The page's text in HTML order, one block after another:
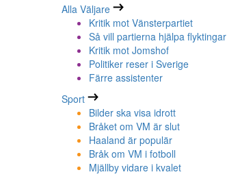
Alla Väljare
Kritik mot Vänsterpartiet
Så vill partierna hjälpa flyktingar
Kritik mot Jomshof
Politiker reser i Sverige
Färre assistenter
Sport
Bilder ska visa idrott
Bråket om VM är slut
Haaland är populär
Bråk om VM i fotboll
Mjällby vidare i kvalet